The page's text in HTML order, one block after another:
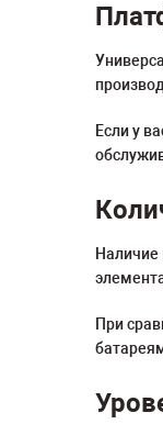
Если у
Наличие
При